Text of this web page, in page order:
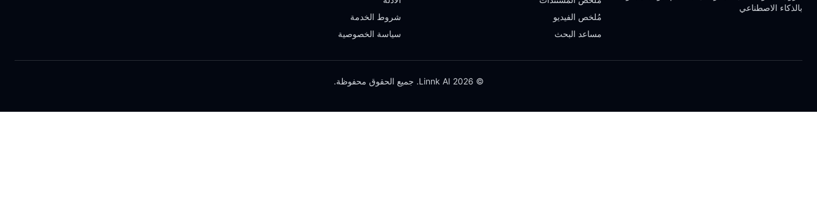
بالذكاء الاصطناعي
مُلخص الفيديو
مساعد البحث
شروط الخدمة
سياسة الخصوصية
© 2026 Linnk AI. جميع الحقوق محفوظة.